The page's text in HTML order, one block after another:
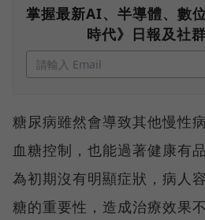
掌握最新AI、半導體、數
時代》日報及社
糖尿病雖然會導致其他慢性
血糖控制，也能過著健康有
為初期沒有明顯症狀，病人
糖的重要性，造成治療效果